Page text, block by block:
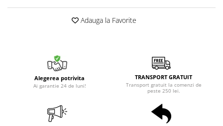
Adauga la Favorite
Alegerea potrivita
Ai garantie 24 de luni!
TRANSPORT GRATUIT
Transport gratuit la comenzi de
peste 250 lei.